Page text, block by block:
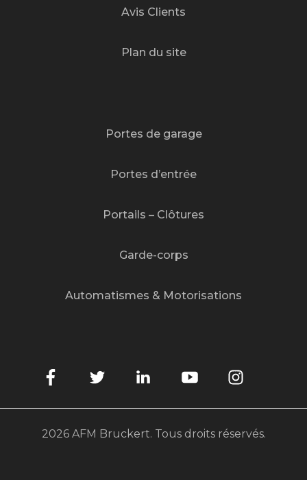
Avis Clients
Plan du site
Portes de garage
Portes d’entrée
Portails – Clôtures
Garde-corps
Automatismes & Motorisations
2026 AFM Bruckert. Tous droits réservés.